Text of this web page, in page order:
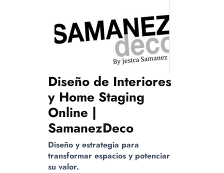
Diseño de Interiores
y Home Staging
Online |
SamanezDeco
Diseño y estrategia para
transformar espacios y potenciar
su valor.